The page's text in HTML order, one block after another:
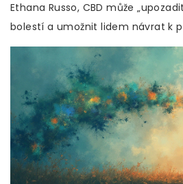
Ethana Russo, CBD může
bolestí a umožnit lidem návrat k